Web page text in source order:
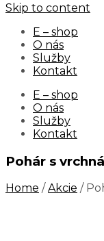
Skip to content
E – shop
O nás
Služby
Kontakt
E – shop
O nás
Služby
Kontakt
Pohár s
Home / Akcie /